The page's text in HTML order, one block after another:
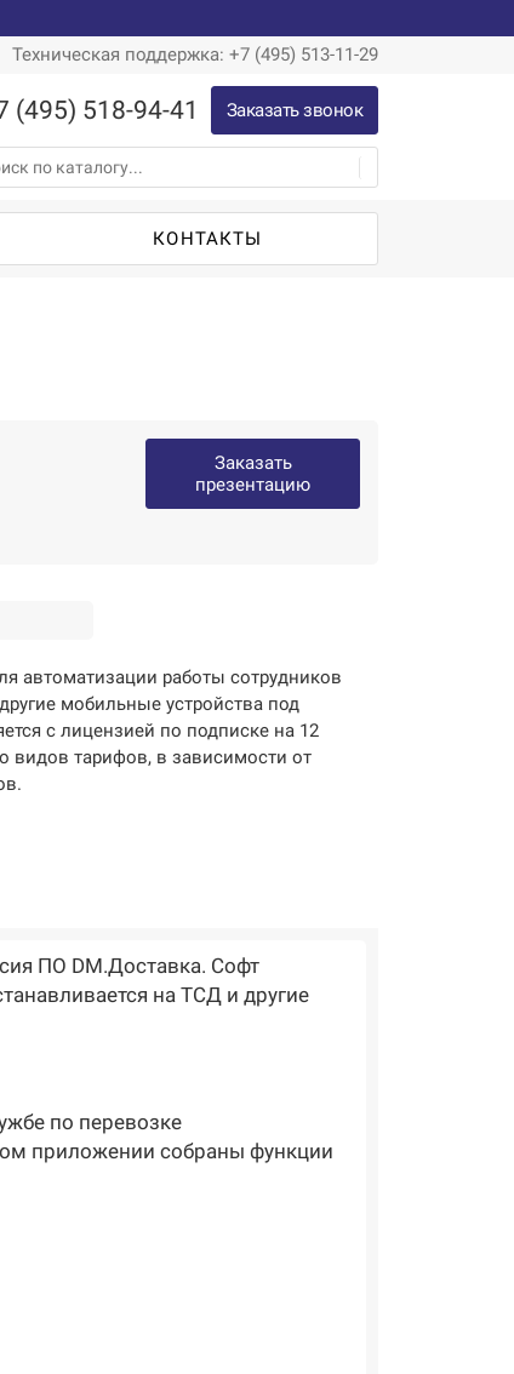
Техническая поддержка: +7 (495) 513-11-29
(495) 518-94-41 Заказать звонок
КОНТАКТЫ
Заказать
презентацию
автоматизации работы сотрудников
мобильные устройства под
с лицензией по подписке на 12
видов тарифов, в зависимости от
ПО DM.Доставка. Софт
на ТСД и другие
по перевозке
приложении собраны функции